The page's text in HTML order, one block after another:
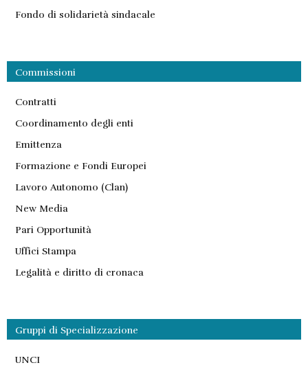
Fondo di solidarietà sindacale
Commissioni
Contratti
Coordinamento degli enti
Emittenza
Formazione e Fondi Europei
Lavoro Autonomo (Clan)
New Media
Pari Opportunità
Uffici Stampa
Legalità e diritto di cronaca
Gruppi di Specializzazione
UNCI